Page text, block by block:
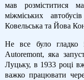
мав розміститися
міжміських
Ковельська та Йова
Не все було гладко
Autoremont, яка
Луцьку, в 1933 році
важко працювати